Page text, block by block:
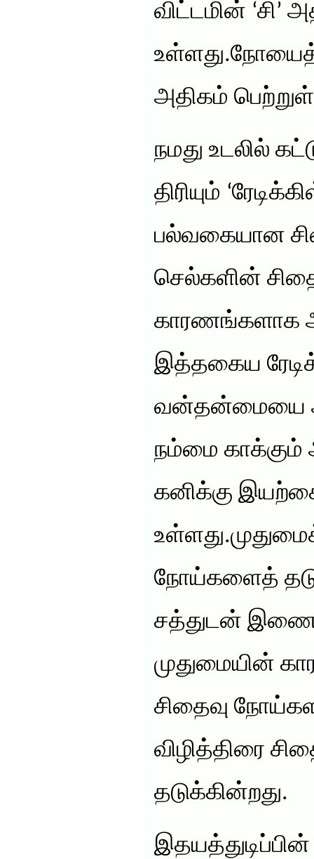
விட்டமின் ‘சி’
அதிகம்
நமது உடலில்
திரியும்
பல்வகையான
செல்களின்
காரணங்களாக
இத்தகைய
வன்தன்மையை
நம்மை
கனிக்கு
நோய்களைத்
சத்துடன்
முதுமையின்
சிதைவு
விழித்திரை
தடுக்கின்றது.